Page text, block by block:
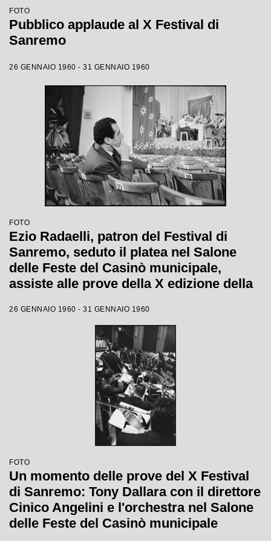
FOTO
Pubblico applaude al X Festival di
Sanremo
26 GENNAIO 1960 - 31 GENNAIO 1960
FOTO
Ezio Radaelli, patron del Festival di
Sanremo, seduto il platea nel Salone
delle Feste del Casinò municipale,
assiste alle prove della X edizione della
26 GENNAIO 1960 - 31 GENNAIO 1960
FOTO
Un momento delle prove del X Festival
di Sanremo: Tony Dallara con il direttore
Cinico Angelini e l'orchestra nel Salone
delle Feste del Casinò municipale